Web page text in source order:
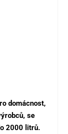
domácnost,
se
2000 litrů.